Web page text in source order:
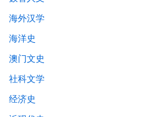
海外汉学
海洋史
澳门文史
社科文学
经济史